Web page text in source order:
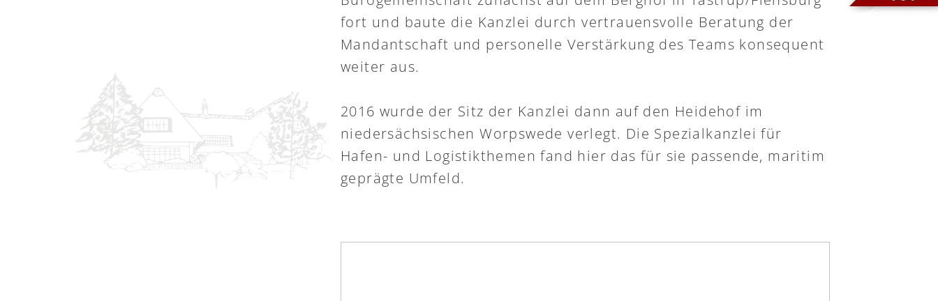
fort und baute die Kanzlei durch vertrauensvolle Beratung der
Mandantschaft und personelle Verstärkung des Teams konsequent
weiter aus.
2016 wurde der Sitz der Kanzlei dann auf den Heidehof im
niedersächsischen Worpswede verlegt. Die Spezialkanzlei für
Hafen- und Logistikthemen fand hier das für sie passende, maritim
geprägte Umfeld.